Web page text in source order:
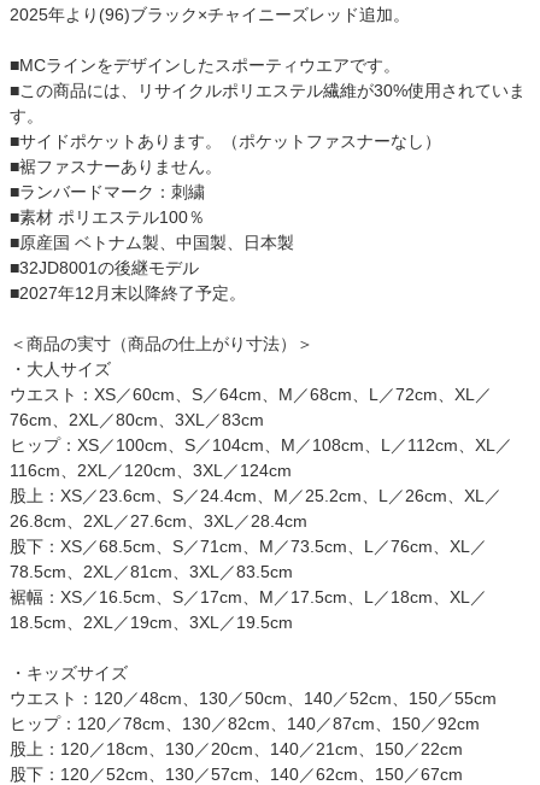
2025年より(96)ブラック×チャイニーズレッド追加。
■MCラインをデザインしたスポーティウエアです。
■この商品には、リサイクルポリエステル繊維が30%使用されていま
す。
■サイドポケットあります。（ポケットファスナーなし）
■裾ファスナーありません。
■ランバードマーク：刺繍
■素材 ポリエステル100％
■原産国 ベトナム製、中国製、日本製
■32JD8001の後継モデル
■2027年12月末以降終了予定。
＜商品の実寸（商品の仕上がり寸法）＞
・大人サイズ
ウエスト：XS／60cm、S／64cm、M／68cm、L／72cm、XL／
76cm、2XL／80cm、3XL／83cm
ヒップ：XS／100cm、S／104cm、M／108cm、L／112cm、XL／
116cm、2XL／120cm、3XL／124cm
股上：XS／23.6cm、S／24.4cm、M／25.2cm、L／26cm、XL／
26.8cm、2XL／27.6cm、3XL／28.4cm
股下：XS／68.5cm、S／71cm、M／73.5cm、L／76cm、XL／
78.5cm、2XL／81cm、3XL／83.5cm
裾幅：XS／16.5cm、S／17cm、M／17.5cm、L／18cm、XL／
18.5cm、2XL／19cm、3XL／19.5cm
・キッズサイズ
ウエスト：120／48cm、130／50cm、140／52cm、150／55cm
ヒップ：120／78cm、130／82cm、140／87cm、150／92cm
股上：120／18cm、130／20cm、140／21cm、150／22cm
股下：120／52cm、130／57cm、140／62cm、150／67cm